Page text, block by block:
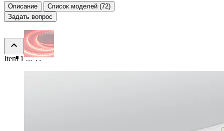
Описание
Список моделей (72)
Задать вопрос
Item 1 of 11